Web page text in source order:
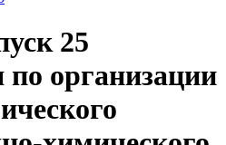
25
организации